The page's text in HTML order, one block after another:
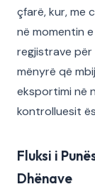
çfarë, kur, me
në momentin
regjistrave
mënyrë që
eksportimi në
kontrolluesit
Fluksi i
Dhënave